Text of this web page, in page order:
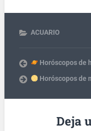
ACUARIO
Horóscopos de
Horóscopos de
Deja